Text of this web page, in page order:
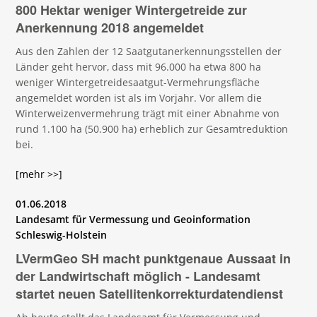
800 Hektar weniger Wintergetreide zur
Anerkennung 2018 angemeldet
Aus den Zahlen der 12 Saatgutanerkennungsstellen der
Länder geht hervor, dass mit 96.000 ha etwa 800 ha
weniger Wintergetreidesaatgut-Vermehrungsfläche
angemeldet worden ist als im Vorjahr. Vor allem die
Winterweizenvermehrung trägt mit einer Abnahme von
rund 1.100 ha (50.900 ha) erheblich zur Gesamtreduktion
bei.
[mehr >>]
01.06.2018
Landesamt für Vermessung und Geoinformation
Schleswig-Holstein
LVermGeo SH macht punktgenaue Aussaat in
der Landwirtschaft möglich - Landesamt
startet neuen Satellitenkorrekturdatendienst